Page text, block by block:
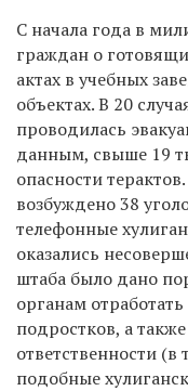
С начала года в
граждан о
актах в учебных
объектах. В 20
проводилась
данным, свыше 19
опасности
возбуждено 38
телефонные
оказались
штаба было дано
органам
подростков, а
ответственности
подобные